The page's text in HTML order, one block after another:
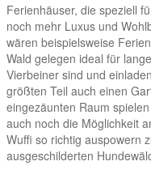
Ferienhäuser, die speziell
noch mehr Luxus und
wären beispielsweise
Wald gelegen ideal für
Vierbeiner sind und
größten Teil auch einen
eingezäunten Raum
auch noch die Möglichkeit
Wuffi so richtig auspowern
ausgeschilderten